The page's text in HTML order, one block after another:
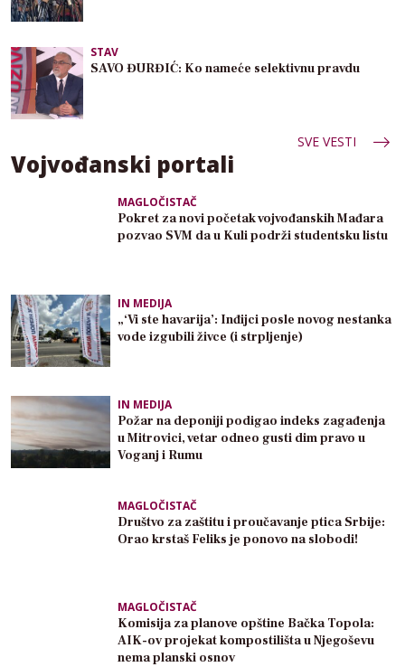
STAV
SAVO ĐURĐIĆ: Ko nameće selektivnu pravdu
SVE VESTI
Vojvođanski portali
MAGLOČISTAČ
Pokret za novi početak vojvođanskih Mađara
pozvao SVM da u Kuli podrži studentsku listu
IN MEDIJA
„‘Vi ste havarija’: Inđijci posle novog nestanka
vode izgubili živce (i strpljenje)
IN MEDIJA
Požar na deponiji podigao indeks zagađenja
u Mitrovici, vetar odneo gusti dim pravo u
Voganj i Rumu
MAGLOČISTAČ
Društvo za zaštitu i proučavanje ptica Srbije:
Orao krstaš Feliks je ponovo na slobodi!
MAGLOČISTAČ
Komisija za planove opštine Bačka Topola:
AIK-ov projekat kompostilišta u Njegoševu
nema planski osnov